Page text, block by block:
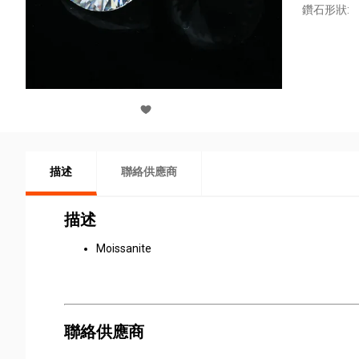
鑽石形狀:
描述 聯絡供應商
描述
Moissanite
聯絡供應商